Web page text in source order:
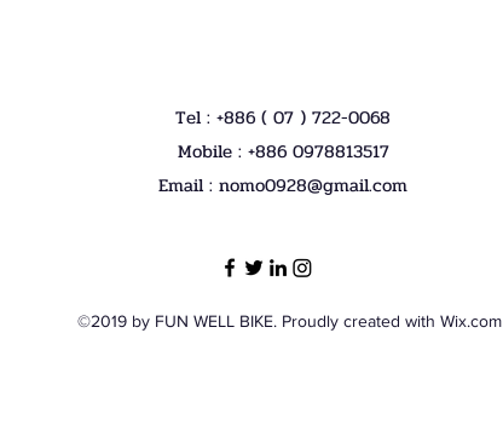
Tel : +886 ( 07 ) 722-0068
Mobile : +886 0978813517
Email : nomo0928@gmail.com
©2019 by FUN WELL BIKE. Proudly created with Wix.com